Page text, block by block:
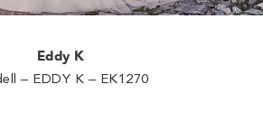
Eddy K
– EDDY K – EK1270